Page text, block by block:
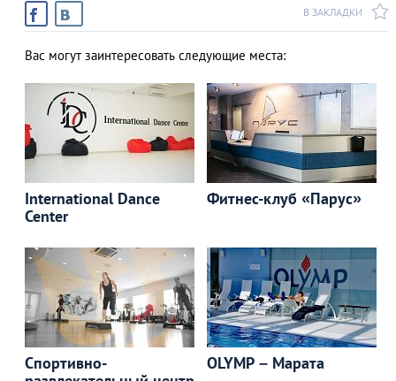
В ЗАКЛАДКИ
Вас могут заинтересовать следующие места:
International Dance
Center
Фитнес-клуб «Парус»
Спортивно-
OLYMP – Марата